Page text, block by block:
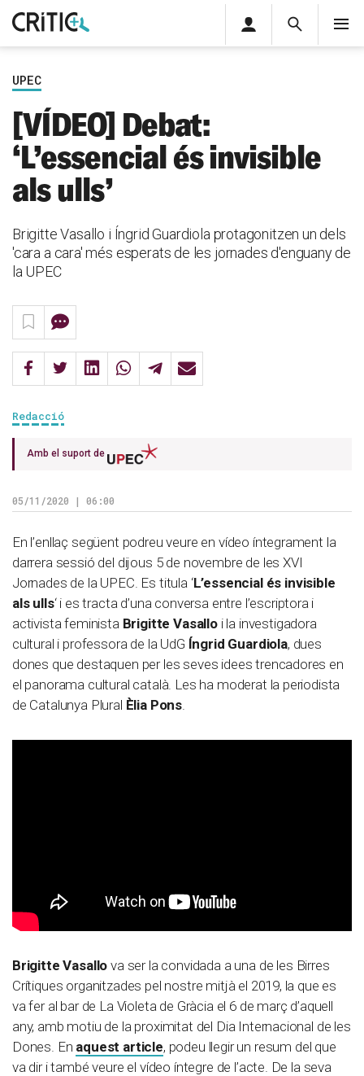
Cerca
privada
Inicia sessió
UPEC
[VÍDEO] Debat:
‘L’essencial és invisible
als ulls’
Brigitte Vasallo i Íngrid Guardiola protagonitzen un dels
'cara a cara' més esperats de les jornades d'enguany de
la UPEC
Redacció
Amb el suport de
05/11/2020 | 06:00
En l’enllaç següent podreu veure en vídeo íntegrament la
darrera sessió del dijous 5 de novembre de les XVI
Jornades de la UPEC. Es titula ‘L’essencial és invisible
als ulls‘ i es tracta d’una conversa entre l’escriptora i
activista feminista Brigitte Vasalloi la investigadora
cultural i professora de la UdG Íngrid Guardiola, dues
dones que destaquen per les seves idees trencadores en
el panorama cultural català. Les ha moderat la periodista
de Catalunya Plural Èlia Pons.
Brigitte Vasallo va ser la convidada a una de les Birres
Crítiques organitzades pel nostre mitjà el 2019, la que es
va fer al bar de La Violeta de Gràcia el 6 de març d’aquell
any, amb motiu de la proximitat del Dia Internacional de les
Dones. En aquest article, podeu llegir un resum del que
va dir i també veure el vídeo íntegre de l’acte. De la seva